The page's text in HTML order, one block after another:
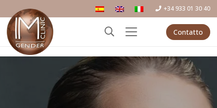
+34 933 01 30 40
Contatto